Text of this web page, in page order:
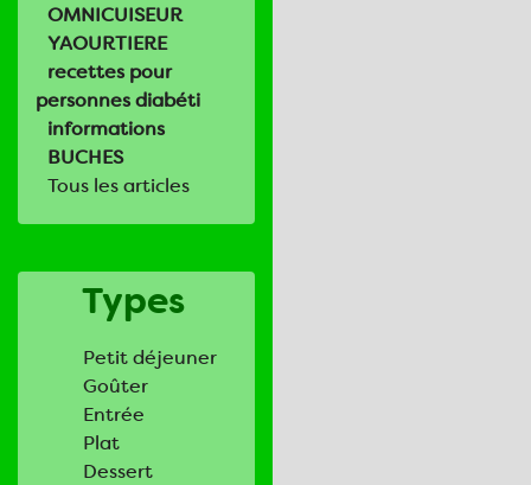
OMNICUISEUR
YAOURTIERE
recettes pour
personnes diabéti
informations
BUCHES
Tous les articles
Types
Petit déjeuner
Goûter
Entrée
Plat
Dessert